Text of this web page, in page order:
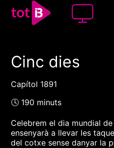
00:00 00:00
Cinc dies
Capítol 1891
🕓 190 minuts
Celebrem el dia mundial
ensenyarà a llevar les
del cotxe sense danyar la